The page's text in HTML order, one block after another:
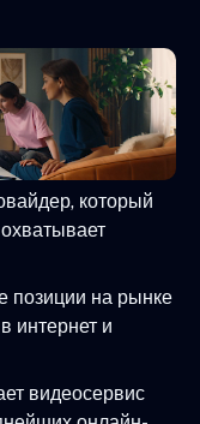
который
позиции на рынке
интернет и
видеосервис